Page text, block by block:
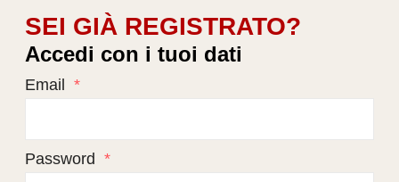
SEI GIÀ REGISTRATO?
Accedi con i tuoi dati
Email *
Password *